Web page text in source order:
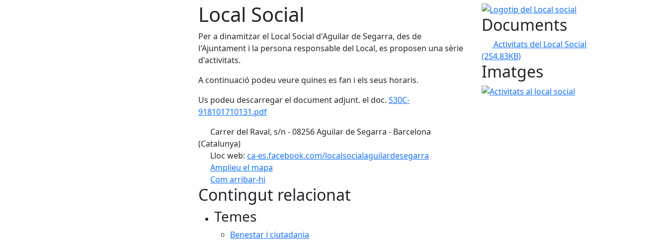
Local Social
Per a dinamitzar el Local Social d'Aguilar de Segarra, des de
l'Ajuntament i la persona responsable del Local, es proposen una sèrie
d'activitats.
A continuació podeu veure quines es fan i els seus horaris.
Us podeu descarregar el document adjunt. el doc. S30C-
918101710131.pdf
Carrer del Raval, s/n - 08256 Aguilar de Segarra - Barcelona
(Catalunya)
Lloc web: ca-es.facebook.com/localsocialaguilardesegarra
Amplieu el mapa
Com arribar-hi
+
−
Contingut relacionat
Temes
Benestar i ciutadania
Logotip del Local social
Documents
Activitats del Local Social
(254.83KB)
Imatges
Activitats al local social